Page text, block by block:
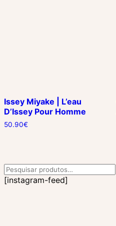
Issey Miyake | L’eau
D’Issey Pour Homme
50.90€
Pesquisar
por:
[instagram-feed]